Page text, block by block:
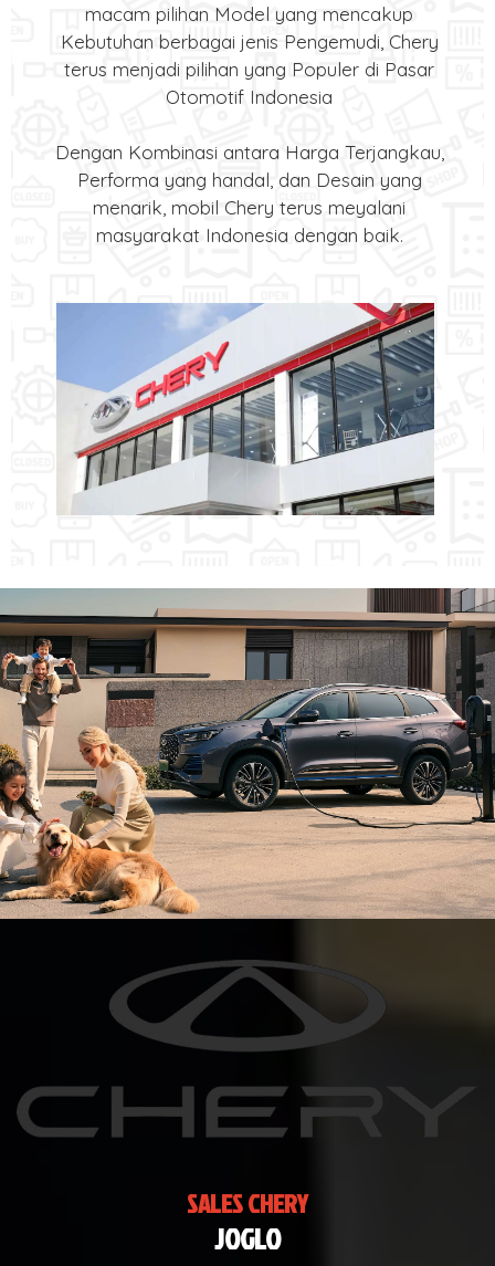
macam pilihan Model yang mencakup
Kebutuhan berbagai jenis Pengemudi, Chery
terus menjadi pilihan yang Populer di Pasar
Otomotif Indonesia
Dengan Kombinasi antara Harga Terjangkau,
Performa yang handal, dan Desain yang
menarik, mobil Chery terus meyalani
masyarakat Indonesia dengan baik.
SALES CHERY
JOGLO